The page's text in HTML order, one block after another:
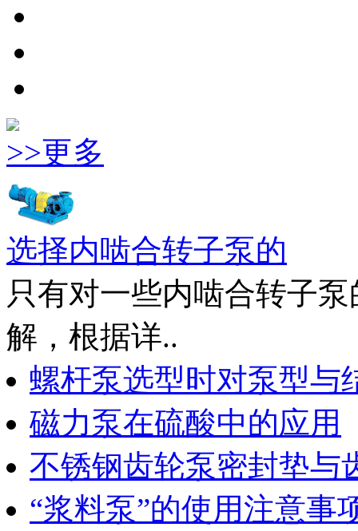
>>更多
选择内啮合转子泵的
只有对一些内啮合转子
解，根据详..
螺杆泵选型时对泵型与
磁力泵在硫酸中的应用
不锈钢齿轮泵密封垫与
“浆料泵”的使用注意事